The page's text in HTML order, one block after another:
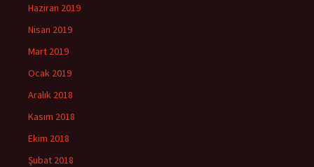
Haziran 2019
Nisan 2019
Mart 2019
Ocak 2019
Aralık 2018
Kasım 2018
Ekim 2018
Şubat 2018